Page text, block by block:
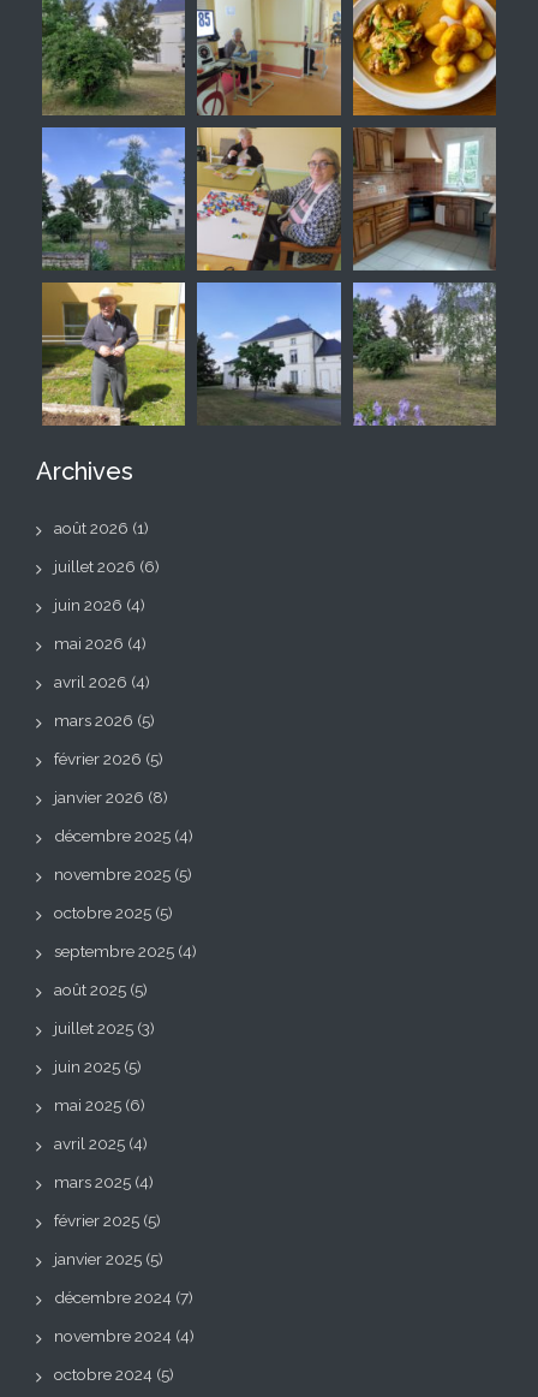
Archives
août 2026 (1)
juillet 2026 (6)
juin 2026 (4)
mai 2026 (4)
avril 2026 (4)
mars 2026 (5)
février 2026 (5)
janvier 2026 (8)
décembre 2025 (4)
novembre 2025 (5)
octobre 2025 (5)
septembre 2025 (4)
août 2025 (5)
juillet 2025 (3)
juin 2025 (5)
mai 2025 (6)
avril 2025 (4)
mars 2025 (4)
février 2025 (5)
janvier 2025 (5)
décembre 2024 (7)
novembre 2024 (4)
octobre 2024 (5)